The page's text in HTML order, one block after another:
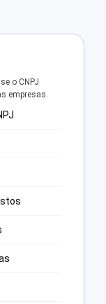
o CNPJ
empresas.